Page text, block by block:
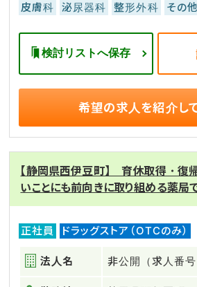
皮膚科
泌尿器科 整形外科 その他
検討リストへ保存
希望の求人を紹介し
【静岡県西伊豆町】 育休取得・復
いことにも前向きに取り組める薬局
正社員 ドラッグストア（OTCのみ）
法人名 非公開（求人番